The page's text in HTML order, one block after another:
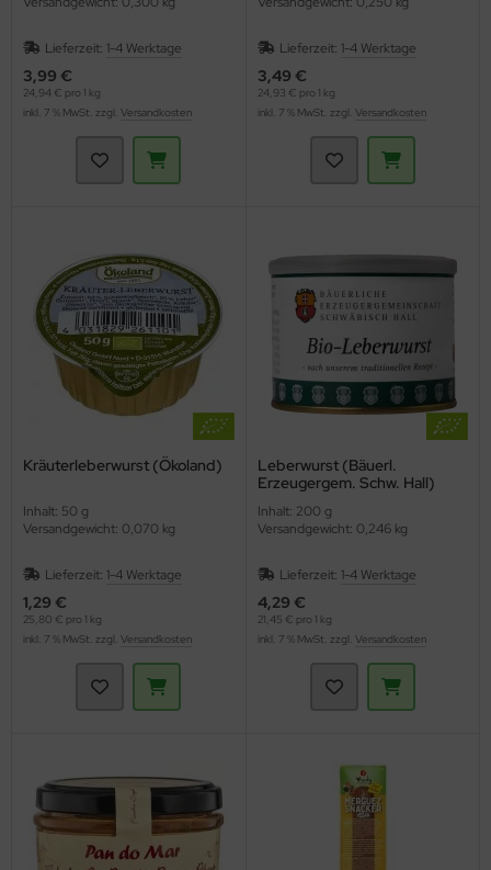
Lieferzeit: 1-4 Werktage
3,99 €
24,94 € pro 1 kg
inkl. 7 % MwSt. zzgl. Versandkosten
Lieferzeit: 1-4 Werktage
3,49 €
24,93 € pro 1 kg
inkl. 7 % MwSt. zzgl. Versandkosten
Kräuterleberwurst (Ökoland)
Inhalt: 50 g
Versandgewicht: 0,070 kg
Lieferzeit: 1-4 Werktage
1,29 €
25,80 € pro 1 kg
inkl. 7 % MwSt. zzgl. Versandkosten
Leberwurst (Bäuerl.
Erzeugergem. Schw. Hall)
Inhalt: 200 g
Versandgewicht: 0,246 kg
Lieferzeit: 1-4 Werktage
4,29 €
21,45 € pro 1 kg
inkl. 7 % MwSt. zzgl. Versandkosten